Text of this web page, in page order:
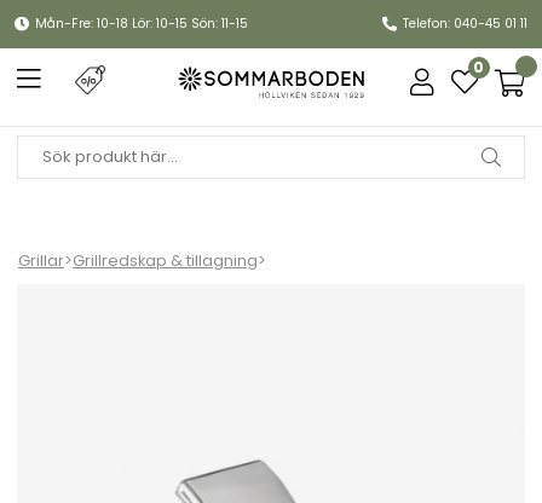
Mån-Fre: 10-18 Lör: 10-15 Sön: 11-15 Telefon: 040-45 01 11
0
Grillar>Grillredskap & tillagning>